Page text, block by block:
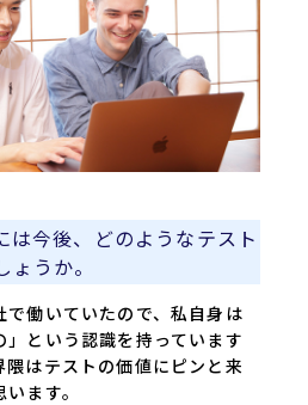
は今後、どのようなテスト
うか。
働いていたので、私自身は
」という認識を持っています
はテストの価値にピンと来
ます。